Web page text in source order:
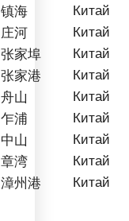
镇海
Китай
庄河
Китай
张家埠
Китай
张家港
Китай
舟山
Китай
乍浦
Китай
中山
Китай
章湾
Китай
漳州港 Китай